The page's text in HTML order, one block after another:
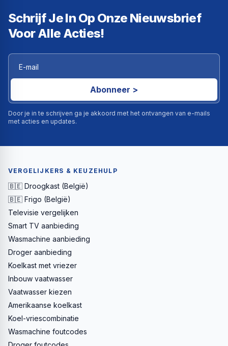
Schrijf Je In Op Onze Nieuwsbrief
Voor Alle Acties!
Abonneer >
Door je in te schrijven ga je akkoord met het ontvangen van e-mails
met acties en updates.
VERGELIJKERS & KEUZEHULP
🇧🇪 Droogkast (België)
🇧🇪 Frigo (België)
Televisie vergelijken
Smart TV aanbieding
Wasmachine aanbieding
Droger aanbieding
Koelkast met vriezer
Inbouw vaatwasser
Vaatwasser kiezen
Amerikaanse koelkast
Koel-vriescombinatie
Wasmachine foutcodes